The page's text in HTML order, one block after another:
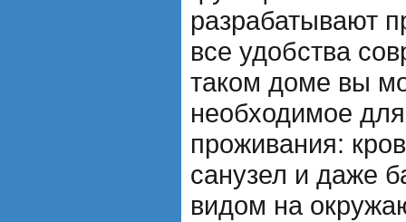
разрабатывают
все удобства
таком доме вы
необходимое
проживания:
санузел и даже
видом на